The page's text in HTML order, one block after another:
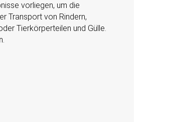
vorliegen, um die
Transport von Rindern,
Tierkörperteilen und Gülle.